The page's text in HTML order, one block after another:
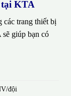
tại KTA
các trang thiết bị
giúp bạn có
đội